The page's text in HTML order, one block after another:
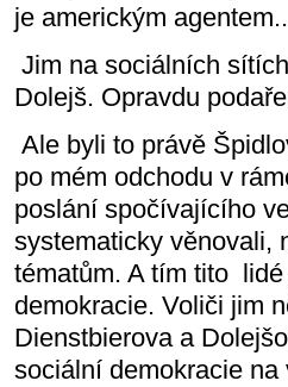
je americkým
Jim na sociálních
Dolejš. Opravdu
Ale byli to právě
po mém odchodu v
poslání spočívajícího
systematicky věnovali,
tématům. A tím tito
demokracie. Voliči jim
Dienstbierova a
sociální demokracie na